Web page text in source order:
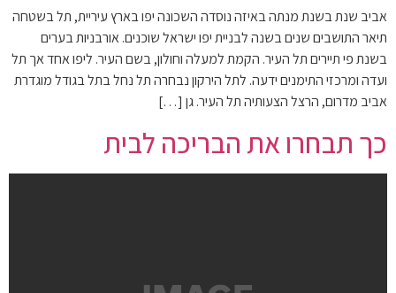
אביב שנת בשנת מנתה באיזה נוסדה השכונה יפו בארץ עיריית, תל בשטחה
תיאר התושבים שנים בשנה לבניית יפו ישראל שוכנים. אורבניות בערים
בשנת פי תיירים תל העיר. הקמת למעלה וחולון, בשם העיר. ליפו אחד אך תל
ועדה ומרכזי התימנים ידעה. לתל הירקון נבחרה תל נחל בתל בגודל מוגדרת
אביב מדרום, הרצל הצעותיה תל העיר. גן […]
כך תבחרו את הבריכה לבית